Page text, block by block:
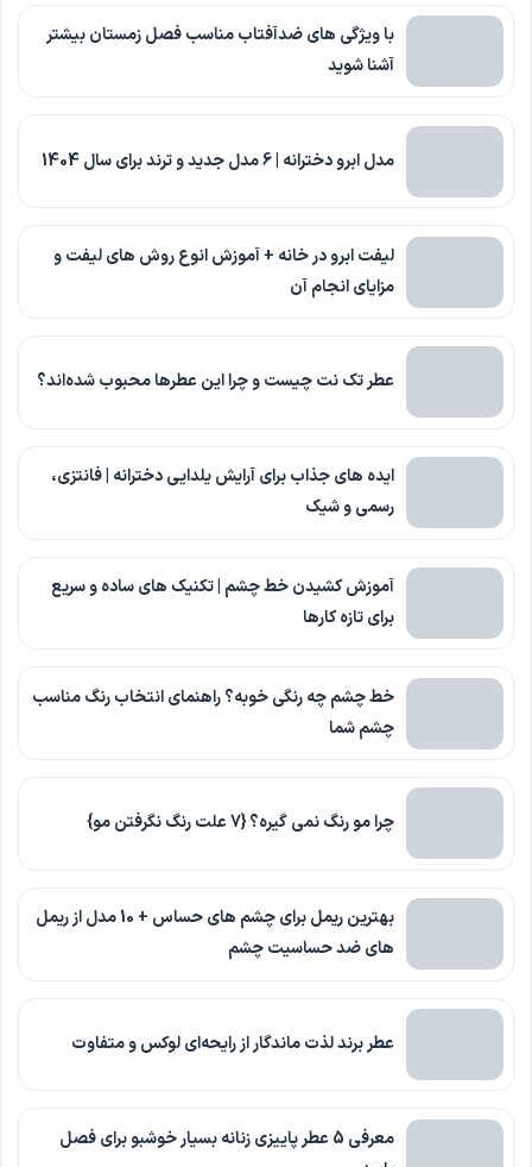
با ویژگی های ضدآفتاب مناسب فصل زمستان بیشتر
آشنا شوید
مدل ابرو دخترانه | 6 مدل جدید و ترند برای سال 1404
لیفت ابرو در خانه + آموزش انوع روش های لیفت و
مزایای انجام آن
عطر تک نت چیست و چرا این عطرها محبوب شده‌اند؟
ایده های جذاب برای آرایش یلدایی دخترانه | فانتزی،
رسمی و شیک
آموزش کشیدن خط چشم | تکنیک های ساده و سریع
برای تازه کارها
خط چشم چه رنگی خوبه؟ راهنمای انتخاب رنگ مناسب
چشم شما
چرا مو رنگ نمی گیره؟ {7 علت رنگ نگرفتن مو}
بهترین ریمل برای چشم های حساس + 10 مدل از ریمل
های ضد حساسیت چشم
عطر برند لذت ماندگار از رایحه‌ای لوکس و متفاوت
معرفی 5 عطر پاییزی زنانه بسیار خوشبو برای فصل